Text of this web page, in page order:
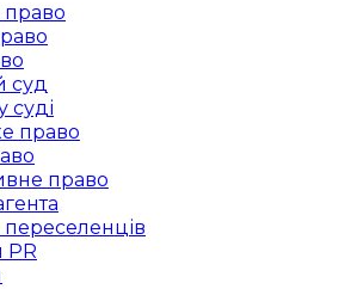
суд
суді
право
право